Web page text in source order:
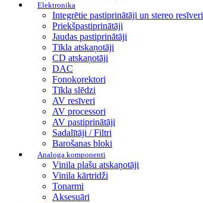
Elektronika
Integrētie pastiprinātāji un stereo resīveri
Priekšpastiprinātāji
Jaudas pastiprinātāji
Tīkla atskaņotāji
CD atskaņotāji
DAC
Fonokorektori
Tīkla slēdzi
AV resīveri
AV processori
AV pastiprinātāji
Sadalītāji / Filtri
Barošanas bloki
Analoga komponenti
Vinila plašu atskaņotāji
Vinila kārtridži
Tonarmi
Aksesuāri